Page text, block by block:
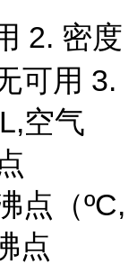
2. 密度
可用 3.
空气
点（ºC,
点